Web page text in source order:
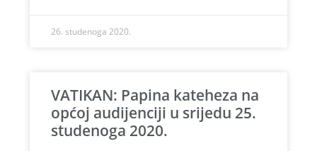
26. studenoga 2020.
VATIKAN: Papina kateheza na
općoj audijenciji u srijedu 25.
studenoga 2020.